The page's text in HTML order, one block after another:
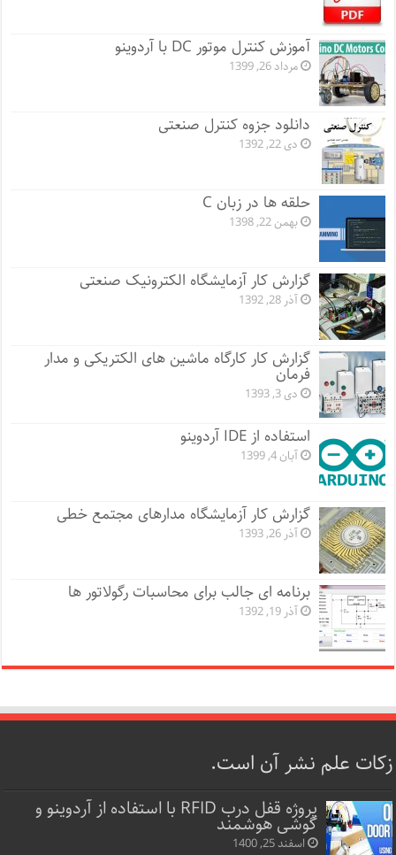
آموزش کنترل موتور DC با آردوینو
مرداد 26, 1399
دانلود جزوه کنترل صنعتی
دی 22, 1392
حلقه ها در زبان C
بهمن 22, 1398
گزارش کار آزمایشگاه الکترونیک صنعتی
آذر 28, 1392
گزارش کار کارگاه ماشین های الکتریکی و مدار
فرمان
دی 3, 1393
استفاده از IDE آردوینو
آبان 4, 1399
گزارش کار آزمایشگاه مدارهای مجتمع خطی
آذر 26, 1393
برنامه ای جالب برای محاسبات رگولاتور ها
آذر 19, 1392
زکات علم نشر آن است.
پروژه قفل‌ درب RFID با استفاده از آردوینو و
گوشی هوشمند
اسفند 25, 1400